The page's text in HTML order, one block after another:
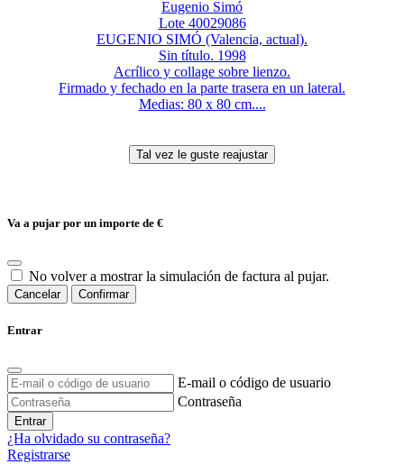
Eugenio Simó
Lote 40029086
EUGENIO SIMÓ (Valencia, actual).
Sin título. 1998
Acrílico y collage sobre lienzo.
Firmado y fechado en la parte trasera en un lateral.
Medias: 80 x 80 cm....
Va a pujar por un importe de €
No volver a mostrar la simulación de factura al pujar.
Cancelar Confirmar
Entrar
E-mail o código de usuario
Contraseña
Entrar
¿Ha olvidado su contraseña?
Registrarse